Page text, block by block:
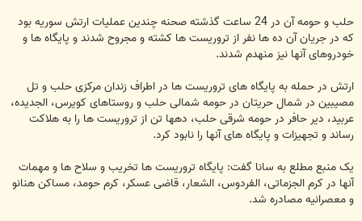
حلب و حومه آن در 24 ساعت گذشته صحنه چندین عملیات ارتش سوریه بود
که در جریان آن ده ها نفر از تروریست ها کشته و مجروح شدند و پایگاه ها و
خودروهای آنها نیز منهدم شدند.
ارتش در حمله به پایگاه های تروریست ها در اطراف زندان مرکزی حلب و تل
مصیبین در شمال حریتان در حومه شمالی حلب و روستاهای کویرس، الجدیده،
عربید، دیر حافر در حومه شرقی حلب، دهها تن از تروریست ها را به هلاکت
رساند و تجهیزات و پایگاه های آنها را نابود کرد.
یک منبع مطلع به سانا گفت: پایگاه تروریست ها تخریب و سلاح ها و مهمات
آنها در کرم الجزماتی، الفردوس، الشعار، قاضی عسکر، کرم حومد، مساکن هنانو
و معصرانیه مصادره شد.